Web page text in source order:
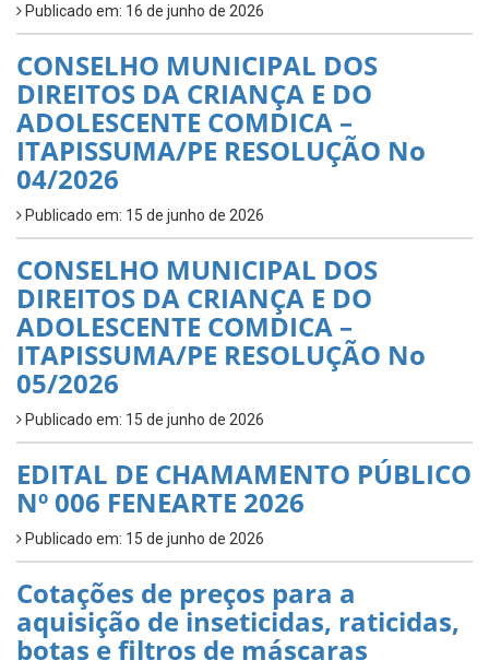
Publicado em: 16 de junho de 2026
CONSELHO MUNICIPAL DOS
DIREITOS DA CRIANÇA E DO
ADOLESCENTE COMDICA –
ITAPISSUMA/PE RESOLUÇÃO No
04/2026
Publicado em: 15 de junho de 2026
CONSELHO MUNICIPAL DOS
DIREITOS DA CRIANÇA E DO
ADOLESCENTE COMDICA –
ITAPISSUMA/PE RESOLUÇÃO No
05/2026
Publicado em: 15 de junho de 2026
EDITAL DE CHAMAMENTO PÚBLICO
Nº 006 FENEARTE 2026
Publicado em: 15 de junho de 2026
Cotações de preços para a
aquisição de inseticidas, raticidas,
botas e filtros de máscaras